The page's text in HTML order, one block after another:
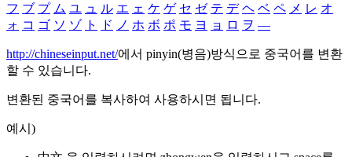
フ ブ プ ム ユ ュ ル エ ェ ケ ゲ セ ゼ テ デ ヘ ベ ペ メ レ オ
ォ コ ゴ ソ ゾ ト ド ノ ホ ボ ポ モ ヨ ョ ロ ヲ ―
http://chineseinput.net/에서 pinyin(병음)방식으로 중국어를 변환
할 수 있습니다.
변환된 중국어를 복사하여 사용하시면 됩니다.
예시)